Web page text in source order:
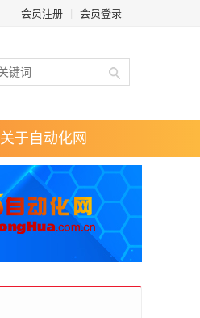
会员注册 会员登录
关于自动化网